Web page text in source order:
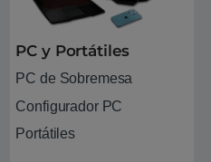
PC y Portátiles
PC de Sobremesa
Configurador PC
Portátiles